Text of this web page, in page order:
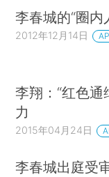
李春城的“圈内
2012年12月14日
李翔：“红色通
力
2015年04月24日
李春城出庭受